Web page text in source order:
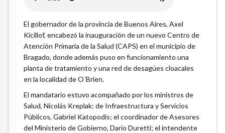
El gobernador de la provincia de Buenos Aires, Axel
Kicillof, encabezó la inauguración de un nuevo Centro de
Atención Primaria de la Salud (CAPS) en el municipio de
Bragado, donde además puso en funcionamiento una
planta de tratamiento y una red de desagües cloacales
en la localidad de O´Brien.
El mandatario estuvo acompañado por los ministros de
Salud, Nicolás Kreplak; de Infraestructura y Servicios
Públicos, Gabriel Katopodis; el coordinador de Asesores
del Ministerio de Gobierno, Darío Duretti; el intendente